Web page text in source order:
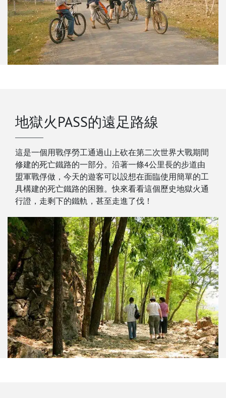
地獄火PASS的遠足路線
這是一個用戰俘勞工通過山上砍在第二次世界大戰期間
修建的死亡鐵路的一部分。沿著一條4公里長的步道由
盟軍戰俘做，今天的遊客可以設想在面臨使用簡單的工
具構建的死亡鐵路的困難。快來看看這個歷史地獄火通
行證，走剩下的鐵軌，甚至走進了伐！